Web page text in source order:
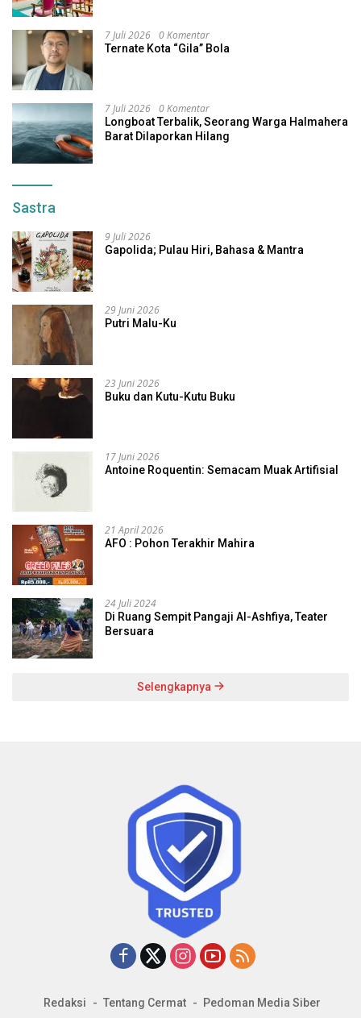
7 Juli 2026 0 Komentar
Ternate Kota “Gila” Bola
7 Juli 2026 0 Komentar
Longboat Terbalik, Seorang Warga Halmahera
Barat Dilaporkan Hilang
Sastra
9 Juli 2026
Gapolida; Pulau Hiri, Bahasa & Mantra
29 Juni 2026
Putri Malu-Ku
23 Juni 2026
Buku dan Kutu-Kutu Buku
17 Juni 2026
Antoine Roquentin: Semacam Muak Artifisial
21 April 2026
AFO : Pohon Terakhir Mahira
24 Juli 2024
Di Ruang Sempit Pangaji Al-Ashfiya, Teater
Bersuara
Selengkapnya
Redaksi Tentang Cermat Pedoman Media Siber